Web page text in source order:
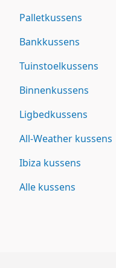
Palletkussens
Bankkussens
Tuinstoelkussens
Binnenkussens
Ligbedkussens
All-Weather kussens
Ibiza kussens
Alle kussens